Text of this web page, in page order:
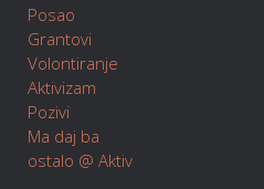
Posao
Grantovi
Volontiranje
Aktivizam
Pozivi
Ma daj ba
ostalo @ Aktiv